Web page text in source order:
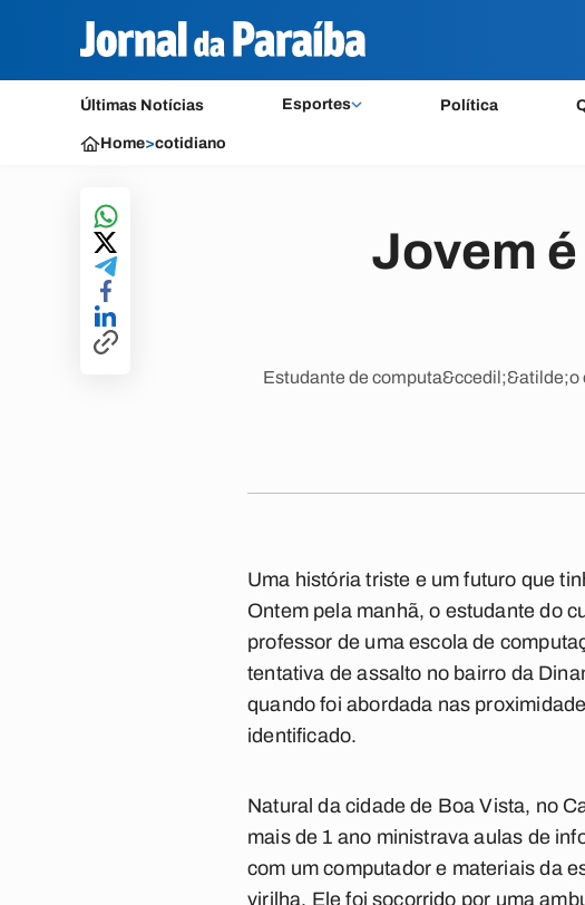
Últimas Notícias Esportes Política
Home>cotidiano
Jovem
Estudante de computa&ccedil;&atilde;o
Uma história triste e um futuro que
Ontem pela manhã, o estudante do
professor de uma escola de
tentativa de assalto no bairro da
quando foi abordada nas
identificado.
Natural da cidade de Boa Vista, no
mais de 1 ano ministrava aulas de
com um computador e materiais da
virilha. Ele foi socorrido por uma